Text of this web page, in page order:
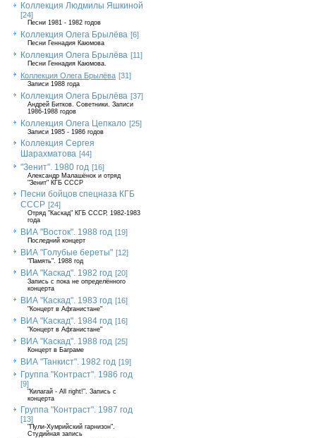
Коллекция Людмилы Яшкиной
[24]
Песни 1981 - 1982 годов
Коллекция Олега Брылёва [6]
Песни Геннадия Каюмова
Коллекция Олега Брылёва [11]
Песни Геннадия Каюмова.
Коллекция Олега Брылёва [31]
Записи 1988 года
Коллекция Олега Брылёва [37]
Андрей Битков. Советники. Записи
1986-1988 годов
Коллекция Олега Цепкало [25]
Записи 1985 - 1986 годов
Коллекция Сергея
Шарахматова [44]
"Зенит". 1980 год [16]
Александр Малашёнок и отряд
"Зенит" КГБ СССР
Песни бойцов спецназа КГБ
СССР [24]
Отряд "Каскад" КГБ СССР, 1982-1983
года
ВИА "Восток". 1988 год [19]
Последний концерт
ВИА "Голубые береты" [12]
"Память". 1988 год
ВИА "Каскад". 1982 год [20]
Запись с пока не определённого
концерта
ВИА "Каскад". 1983 год [16]
"Концерт в Афганистане"
ВИА "Каскад". 1984 год [16]
"Концерт в Афганистане"
ВИА "Каскад". 1988 год [25]
Концерт в Баграме
ВИА "Танкист". 1982 год [19]
Группа "Контраст". 1986 год
[9]
"Килагай - All right!". Запись с
концерта
Группа "Контраст". 1987 год
[13]
"Пули-Хумрийский гарнизон".
Студийная запись